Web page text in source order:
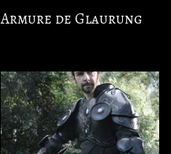
Armure de Glaurung